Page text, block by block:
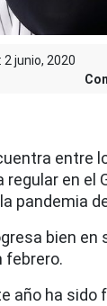
2 junio, 2020
entre
en el
pandemia
bien
febrero.
año ha